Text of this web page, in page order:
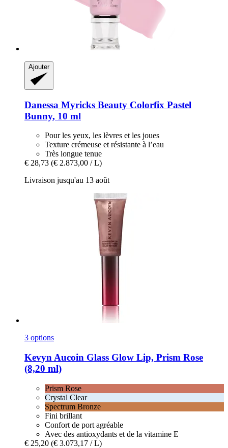
Ajouter
Danessa Myricks Beauty Colorfix Pastel
Bunny, 10 ml
Pour les yeux, les lèvres et les joues
Texture crémeuse et résistante à l’eau
Très longue tenue
€ 28,73 (€ 2.873,00 / L)
Livraison jusqu'au 13 août
3 options
Kevyn Aucoin Glass Glow Lip, Prism Rose
(8,20 ml)
Prism Rose
Crystal Clear
Spectrum Bronze
Fini brillant
Confort de port agréable
Avec des antioxydants et de la vitamine E
€ 25,20 (€ 3.073,17 / L)